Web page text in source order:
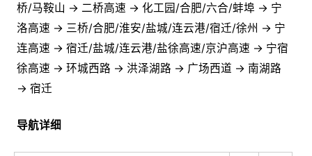
桥/马鞍山 → 二桥高速 → 化工园/合肥/六合/蚌埠 → 宁
洛高速 → 三桥/合肥/淮安/盐城/连云港/宿迁/徐州 → 宁
连高速 → 宿迁/盐城/连云港/盐徐高速/京沪高速 → 宁宿
徐高速 → 环城西路 → 洪泽湖路 → 广场西道 → 南湖路
→ 宿迁
导航详细